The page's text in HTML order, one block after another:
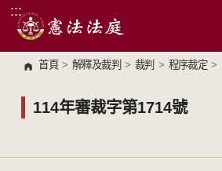
跳到主要內容區塊
:::
首頁 > 解釋及裁判 > 裁判 > 程序裁定 >
114年審裁字第1714號